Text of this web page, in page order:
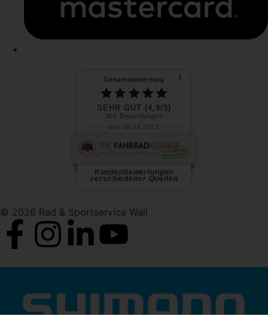
Gesamtbewertung ⠇
SEHR GUT (4,9/5)
308 Bewertungen
seit 08.04.2022
Kundenbewertungen
verschiedener Quellen
P. S.
Meine Frau und ich haben jeweils
© 2026 Rad & Sportservice Wall